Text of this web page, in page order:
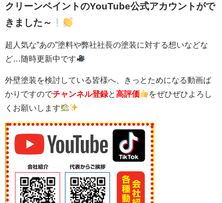
クリーンペイントのYouTube公式アカウントがで
きました～
超人気な”あの”塗料や弊社社長の塗装に対する想いなどな
ど…随時更新中です
外壁塗装を検討している皆様へ、きっとためになる動画ば
かりですのでチャンネル登録と高評価
をぜひぜひよろし
くお願いします